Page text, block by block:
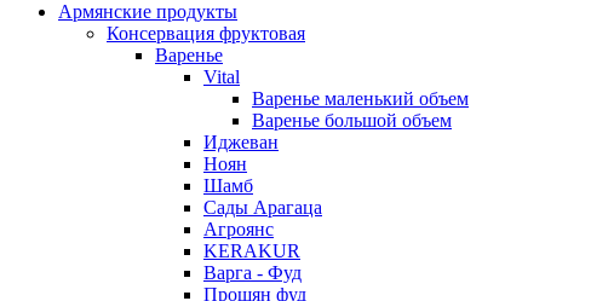
Армянские продукты
Консервация фруктовая
Варенье
Vital
Варенье маленький объем
Варенье большой объем
Иджеван
Ноян
Шамб
Сады Арагаца
Агроянс
KERAKUR
Варга - Фуд
Прошян фуд